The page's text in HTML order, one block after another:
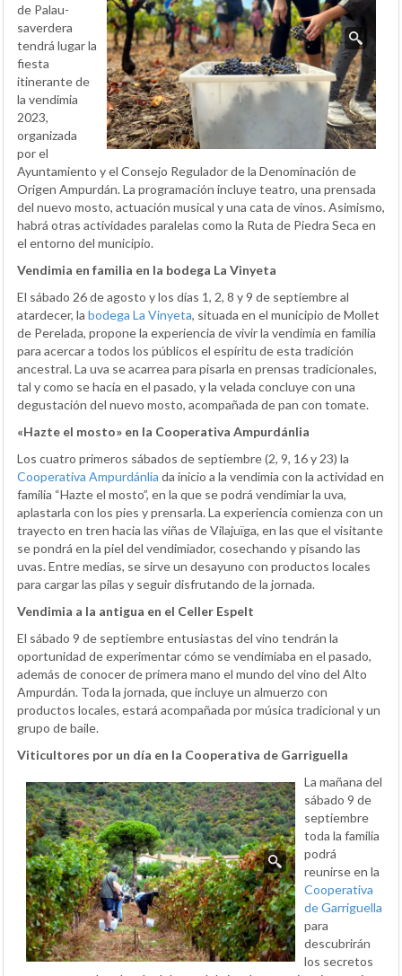
de Palau-
saverdera
tendrá lugar la
fiesta
itinerante de
la vendimia
2023,
organizada
por el
Ayuntamiento y el Consejo Regulador de la Denominación de
Origen Ampurdán. La programación incluye teatro, una prensada
del nuevo mosto, actuación musical y una cata de vinos. Asimismo,
habrá otras actividades paralelas como la Ruta de Piedra Seca en
el entorno del municipio.
Vendimia en familia en la bodega La Vinyeta
El sábado 26 de agosto y los días 1, 2, 8 y 9 de septiembre al
atardecer, la bodega La Vinyeta, situada en el municipio de Mollet
de Perelada, propone la experiencia de vivir la vendimia en familia
para acercar a todos los públicos el espíritu de esta tradición
ancestral. La uva se acarrea para pisarla en prensas tradicionales,
tal y como se hacía en el pasado, y la velada concluye con una
degustación del nuevo mosto, acompañada de pan con tomate.
«Hazte el mosto» en la Cooperativa Ampurdánlia
Los cuatro primeros sábados de septiembre (2, 9, 16 y 23) la
Cooperativa Ampurdánlia da inicio a la vendimia con la actividad en
familia “Hazte el mosto”, en la que se podrá vendimiar la uva,
aplastarla con los pies y prensarla. La experiencia comienza con un
trayecto en tren hacia las viñas de Vilajuïga, en las que el visitante
se pondrá en la piel del vendimiador, cosechando y pisando las
uvas. Entre medias, se sirve un desayuno con productos locales
para cargar las pilas y seguir disfrutando de la jornada.
Vendimia a la antigua en el Celler Espelt
El sábado 9 de septiembre entusiastas del vino tendrán la
oportunidad de experimentar cómo se vendimiaba en el pasado,
además de conocer de primera mano el mundo del vino del Alto
Ampurdán. Toda la jornada, que incluye un almuerzo con
productos locales, estará acompañada por música tradicional y un
grupo de baile.
Viticultores por un día en la Cooperativa de Garriguella
La mañana del
sábado 9 de
septiembre
toda la familia
podrá
reunirse en la
Cooperativa
de Garriguella
para
descubrirán
los secretos